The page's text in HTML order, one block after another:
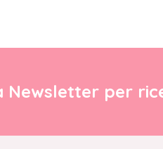
Newsletter per